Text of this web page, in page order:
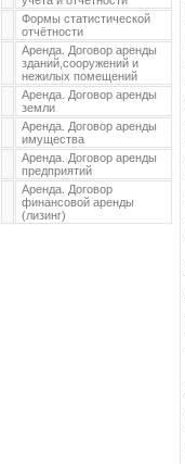
Формы статистической
отчётности
Аренда. Договор аренды
зданий,сооружений и
нежилых помещений
Аренда. Договор аренды
земли
Аренда. Договор аренды
имущества
Аренда. Договор аренды
предприятий
Аренда. Договор
финансовой аренды
(лизинг)